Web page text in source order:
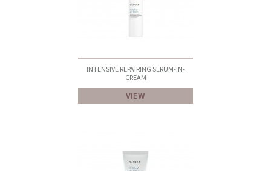
INTENSIVE REPAIRING SERUM-IN-
CREAM
VIEW